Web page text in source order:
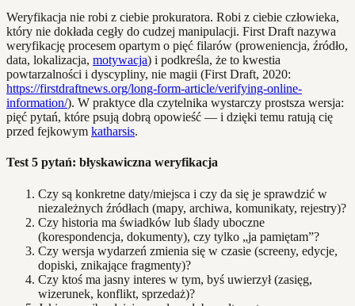
Weryfikacja nie robi z ciebie prokuratora. Robi z ciebie człowieka,
który nie dokłada cegły do cudzej manipulacji. First Draft nazywa
weryfikację procesem opartym o pięć filarów (proweniencja, źródło,
data, lokalizacja, motywacja) i podkreśla, że to kwestia
powtarzalności i dyscypliny, nie magii (First Draft, 2020:
https://firstdraftnews.org/long-form-article/verifying-online-
information/). W praktyce dla czytelnika wystarczy prostsza wersja:
pięć pytań, które psują dobrą opowieść — i dzięki temu ratują cię
przed fejkowym katharsis.
Test 5 pytań: błyskawiczna weryfikacja
Czy są konkretne daty/miejsca i czy da się je sprawdzić w
niezależnych źródłach (mapy, archiwa, komunikaty, rejestry)?
Czy historia ma świadków lub ślady uboczne
(korespondencja, dokumenty), czy tylko „ja pamiętam”?
Czy wersja wydarzeń zmienia się w czasie (screeny, edycje,
dopiski, znikające fragmenty)?
Czy ktoś ma jasny interes w tym, byś uwierzył (zasięg,
wizerunek, konflikt, sprzedaż)?